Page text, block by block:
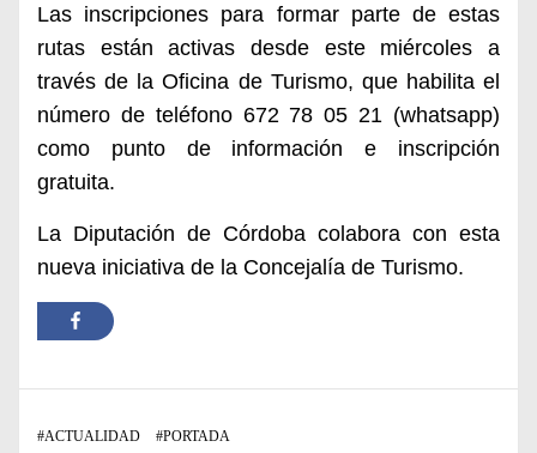
Las inscripciones para formar parte de estas
rutas están activas desde este miércoles a
través de la Oficina de Turismo, que habilita el
número de teléfono 672 78 05 21 (whatsapp)
como punto de información e inscripción
gratuita.
La Diputación de Córdoba colabora con esta
nueva iniciativa de la Concejalía de Turismo.
#ACTUALIDAD #PORTADA